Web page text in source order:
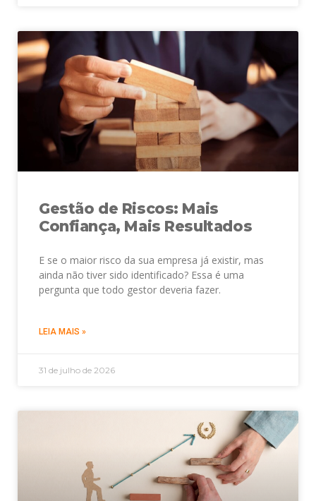
Gestão de Riscos: Mais
Confiança, Mais Resultados
E se o maior risco da sua empresa já existir, mas
ainda não tiver sido identificado? Essa é uma
pergunta que todo gestor deveria fazer.
LEIA MAIS »
31 de julho de 2026